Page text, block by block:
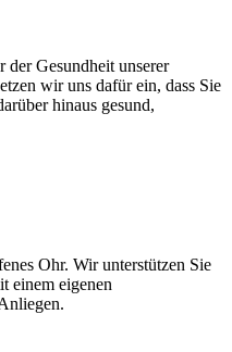
Gesundheit unserer
wir uns dafür ein, dass Sie
hinaus gesund,
Ohr. Wir unterstützen Sie
einem eigenen